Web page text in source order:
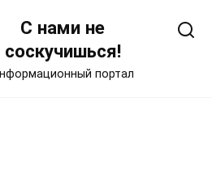
С нами не
соскучишься!
портал